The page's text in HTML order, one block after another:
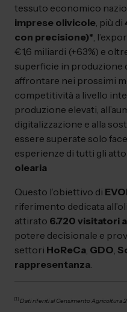
tessuto economico
imprese olivicole, più di
con precisione)*,
€1,6 miliardi (+63%) e
superficie in produzione
affrontare nei prossimi
competitività a livello
produzione elevati,
digitalizzazione e alla
essere superate solo
esperienze di tutti gli
olearia
Questo l’obiettivo di
riferimento dedicata
attirato 6.720 visitatori
potere decisionale e
settori HoReCa, GDO,
rappresentanza.
[1] Dati riferiti al Censimento Agricoltura